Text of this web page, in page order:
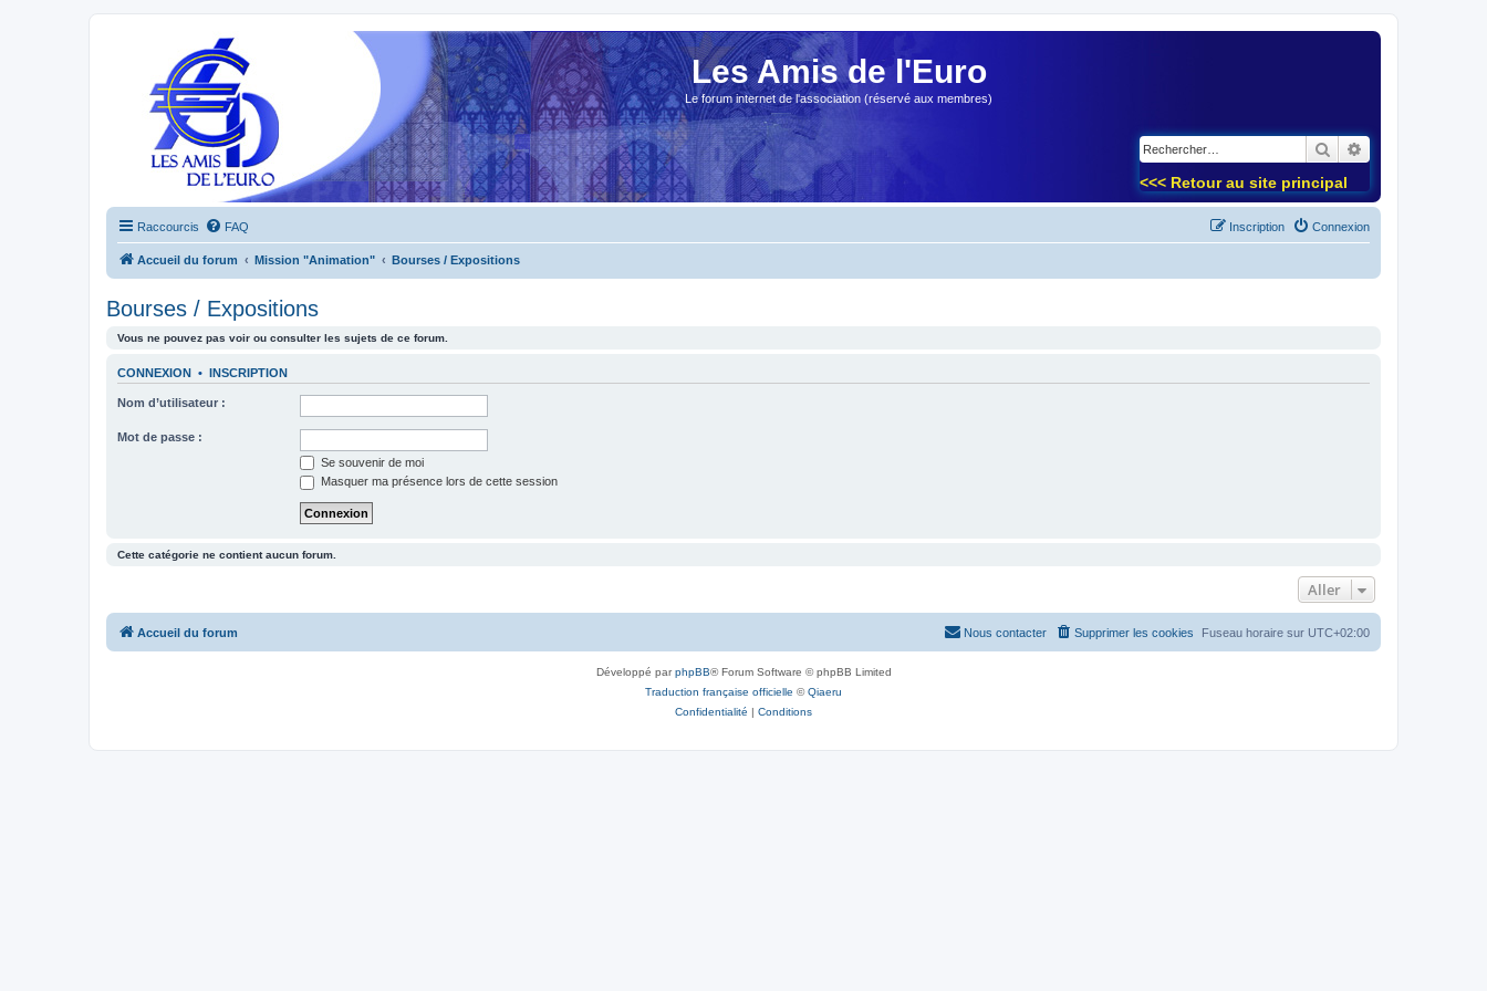
Les Amis de l'Euro
Le forum internet de l'association (réservé aux membres)
Rechercher
<<< Retour au site principal
Raccourcis FAQ Connexion
Inscription
Accueil du forum Mission "Animation" Bourses / Expositions
Bourses / Expositions
Vous ne pouvez pas voir ou consulter les sujets de ce forum.
CONNEXION • INSCRIPTION
Nom d’utilisateur :
Mot de passe :
Se souvenir de moi
Masquer ma présence lors de cette session
Cette catégorie ne contient aucun forum.
Aller
Accueil du forum Fuseau horaire sur UTC+02:00
Supprimer les cookies
Nous contacter
Développé parphpBB® Forum Software © phpBB Limited
Traduction française officielle ©Qiaeru
Confidentialité | Conditions